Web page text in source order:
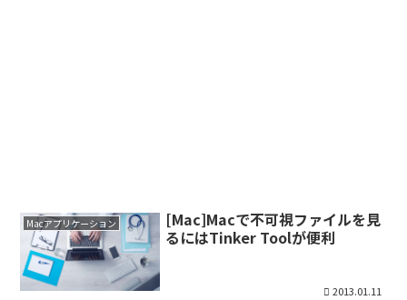
Macアプリケーション
[Mac]Macで不可視ファイルを見
るにはTinker Toolが便利
2013.01.11